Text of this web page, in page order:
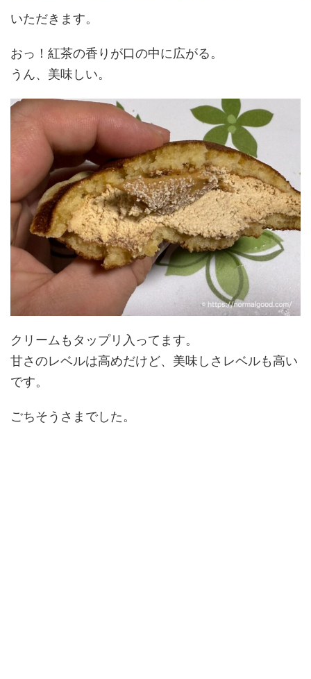
いただきます。
おっ！紅茶の香りが口の中に広がる。
うん、美味しい。
クリームもタップリ入ってます。
甘さのレベルは高めだけど、美味しさレベルも高い
です。
ごちそうさまでした。